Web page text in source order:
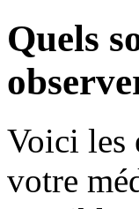
Quels
Voici les
votre